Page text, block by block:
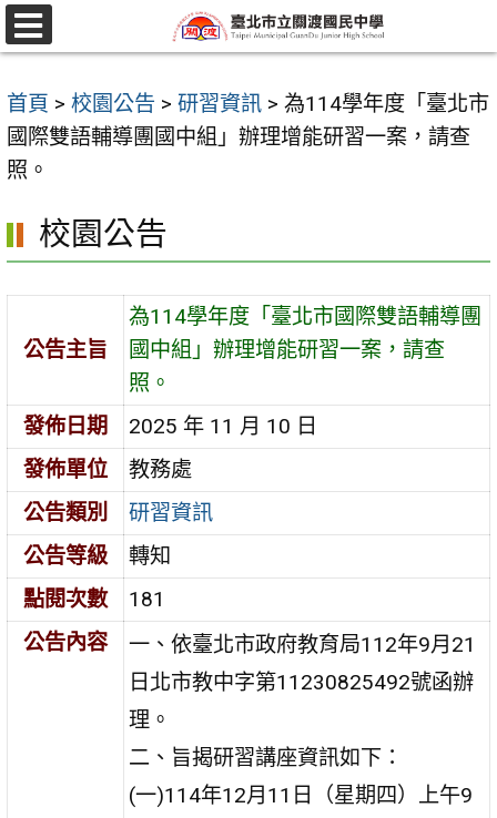
跳
至
要
內
容
選
單
首頁 > 校園公告 > 研習資訊 > 為114學年度「臺北市
國際雙語輔導團國中組」辦理增能研習一案，請查
照。
校園公告
公告主旨
為114學年度「臺北市國際雙語輔導團
國中組」辦理增能研習一案，請查
照。
發佈日期
2025 年 11 月 10 日
發佈單位
教務處
公告類別
研習資訊
公告等級
轉知
點閱次數
181
公告內容
一、依臺北市政府教育局112年9月21
日北市教中字第11230825492號函辦
理。
二、旨揭研習講座資訊如下：
(一)114年12月11日（星期四）上午9